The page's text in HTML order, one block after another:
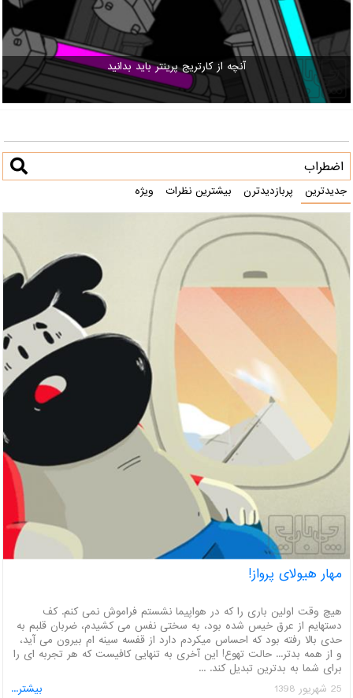
آنچه از کارتریج پرینتر باید بدانید
جدیدترین پربازدیدترن بیشترین نظرات ویژه
مهار هیولای پرواز!
هیچ وقت اولین باری را که در هواپیما نشستم فراموش نمی کنم. کف
دستهایم از عرق خیس شده بود، به سختی نفس می کشیدم، ضربان قلبم به
حدی بالا رفته بود که احساس میکردم دارد از قفسه سینه ام بیرون می آید،
و از همه بدتر... حالت تهوع! این آخری به تنهایی کافیست که هر تجربه ای را
برای شما به بدترین تبدیل کند.
25 شهريور 1398